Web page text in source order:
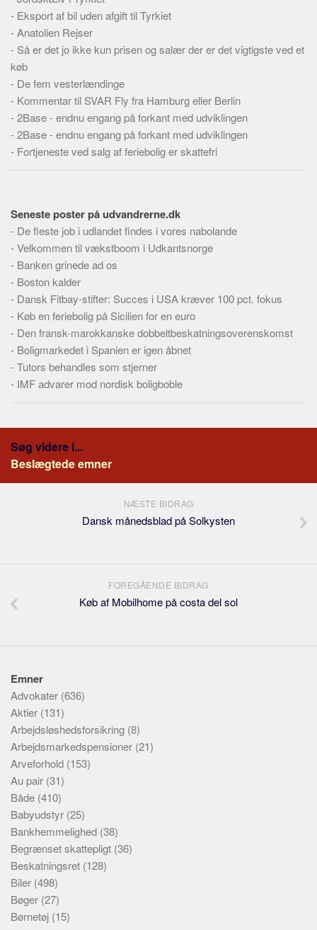
Personer
Steder
Kilder
Om
Webstedet
Forhistorien
Redigering
Hjælp
- Eksport af bil uden afgift til Tyrkiet
-Anatolien Rejser
- Så er det jo ikke kun prisen og salær der er det vigtigste ved et
køb
- De fem vesterlændinge
- Kommentar til SVAR Fly fra Hamburg eller Berlin
-2Base - endnu engang på forkant med udviklingen
-2Base - endnu engang på forkant med udviklingen
- Fortjeneste ved salg af feriebolig er skattefri
Seneste poster på udvandrerne.dk
- De fleste job i udlandet findes i vores nabolande
-Velkommen til vækstboom i Udkantsnorge
- Banken grinede ad os
- Boston kalder
- Dansk Fitbay-stifter: Succes i USA kræver 100 pct. fokus
- Køb en feriebolig på Sicilien for en euro
- Den fransk-marokkanske dobbeltbeskatningsoverenskomst
- Boligmarkedet i Spanien er igen åbnet
-Tutors behandles som stjerner
- IMF advarer mod nordisk boligboble
Søg videre i...
Beslægtede emner
NÆSTE BIDRAG
Dansk månedsblad på Solkysten
FOREGÅENDE BIDRAG
Køb af Mobilhome på costa del sol
Emner
Advokater (636)
Aktier (131)
Arbejdsløshedsforsikring (8)
Arbejdsmarkedspensioner (21)
Arveforhold (153)
Au pair (31)
Både (410)
Babyudstyr (25)
Bankhemmelighed (38)
Begrænset skattepligt (36)
Beskatningsret (128)
Biler (498)
Bøger (27)
Børnetøj (15)